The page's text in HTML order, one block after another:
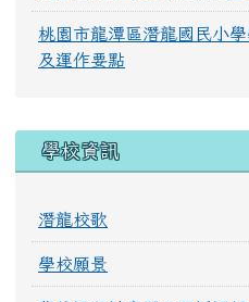
桃園市龍潭區潛龍國民小
及運作要點
學校資訊
潛龍校歌
學校願景